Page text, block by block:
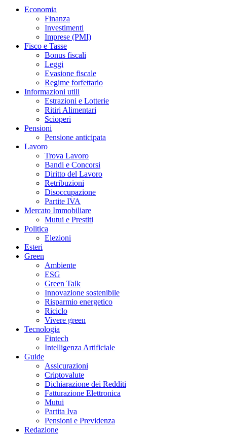
Economia
Finanza
Investimenti
Imprese (PMI)
Fisco e Tasse
Bonus fiscali
Leggi
Evasione fiscale
Regime forfettario
Informazioni utili
Estrazioni e Lotterie
Ritiri Alimentari
Scioperi
Pensioni
Pensione anticipata
Lavoro
Trova Lavoro
Bandi e Concorsi
Diritto del Lavoro
Retribuzioni
Disoccupazione
Partite IVA
Mercato Immobiliare
Mutui e Prestiti
Politica
Elezioni
Esteri
Green
Ambiente
ESG
Green Talk
Innovazione sostenibile
Risparmio energetico
Riciclo
Vivere green
Tecnologia
Fintech
Intelligenza Artificiale
Guide
Assicurazioni
Criptovalute
Dichiarazione dei Redditi
Fatturazione Elettronica
Mutui
Partita Iva
Pensioni e Previdenza
Redazione